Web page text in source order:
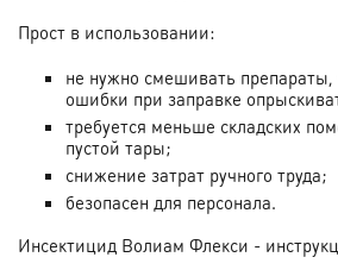
Прост в использовании:
не нужно смешивать препараты,
ошибки при заправке
требуется меньше складских
пустой тары;
снижение затрат ручного труда;
безопасен для персонала.
Инсектицид Волиам Флекси -